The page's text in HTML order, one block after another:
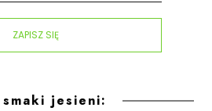
ZAPISZ SIĘ
jesieni: